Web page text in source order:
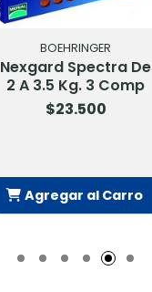
BOEHRINGER
Nexgard Spectra De
2 A 3.5 Kg. 3 Comp
$23.500
Agregar al Carro